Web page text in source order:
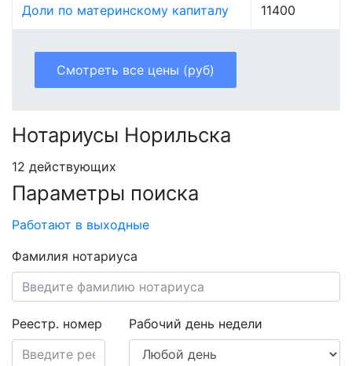
Доли по материнскому капиталу 11400
Смотреть все цены (руб)
Нотариусы Норильска
12 действующих
Параметры поиска
Работают в выходные
Фамилия нотариуса
Реестр. номер Рабочий день недели